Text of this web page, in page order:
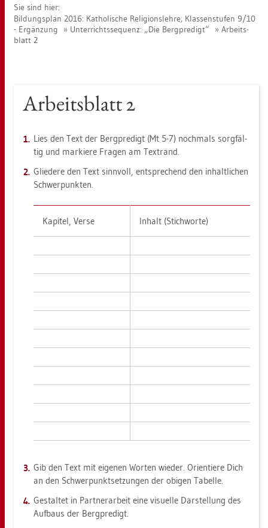
Sie sind hier:
Bil­dungs­plan 2016: Ka­tho­li­sche Re­li­gi­ons­leh­re, Klas­sen­stu­fen 9/10
- Er­gän­zung
Un­ter­richts­se­quenz: „Die Berg­pre­digt“
Ar­beits­
blatt 2
Ar­beits­blatt 2
Lies den Text der Berg­pre­digt (Mt 5-7) noch­mals sorg­fäl­
tig und mar­kie­re Fra­gen am Text­rand.
Glie­de­re den Text sinn­voll, ent­spre­chend den in­halt­li­chen
Schwer­punk­ten.
Ka­pi­tel, Verse In­halt (Stich­wor­te)
Gib den Text mit ei­ge­nen Wor­ten wie­der. Ori­en­tie­re Dich
an den Schwer­punkt­set­zun­gen der obi­gen Ta­bel­le.
Ge­stal­tet in Part­ner­ar­beit eine vi­su­el­le Dar­stel­lung des
Auf­baus der Berg­pre­digt.